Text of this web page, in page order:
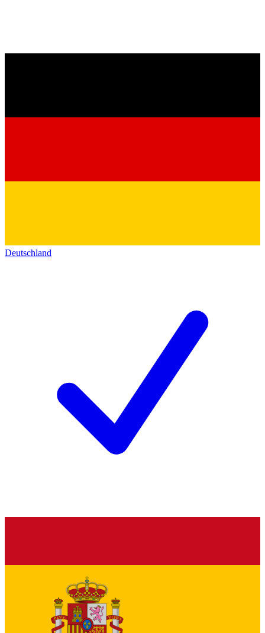
Deutschland